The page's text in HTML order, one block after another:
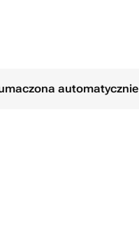
automatycznie